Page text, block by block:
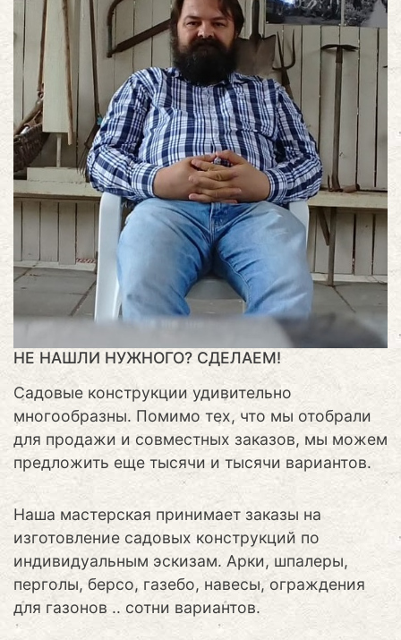
НЕ НАШЛИ НУЖНОГО? СДЕЛАЕМ!
Садовые конструкции удивительно
многообразны. Помимо тех, что мы отобрали
для продажи и совместных заказов, мы можем
предложить еще тысячи и тысячи вариантов.
Наша мастерская принимает заказы на
изготовление садовых конструкций по
индивидуальным эскизам. Арки, шпалеры,
перголы, берсо, газебо, навесы, ограждения
для газонов .. сотни вариантов.